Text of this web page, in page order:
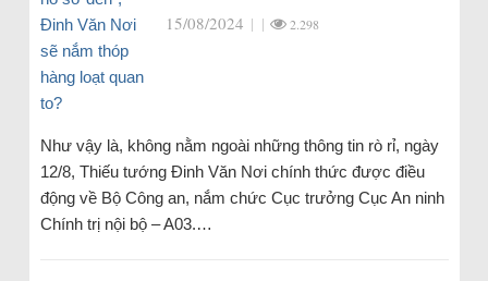
15/08/2024 | | 2.298
Như vậy là, không nằm ngoài những thông tin rò rỉ, ngày
12/8, Thiếu tướng Đinh Văn Nơi chính thức được điều
động về Bộ Công an, nắm chức Cục trưởng Cục An ninh
Chính trị nội bộ – A03.…